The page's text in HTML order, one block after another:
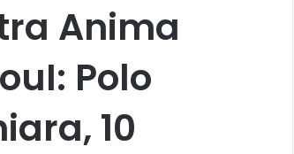
Anima
Polo
10